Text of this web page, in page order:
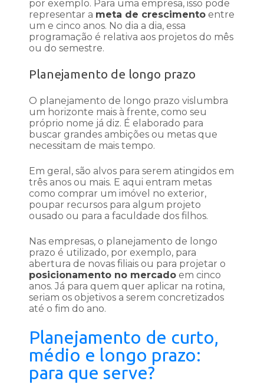
por exemplo. Para uma empresa, isso pode
representar a meta de crescimento entre
um e cinco anos. No dia a dia, essa
programação é relativa aos projetos do mês
ou do semestre.
Planejamento de longo prazo
O planejamento de longo prazo vislumbra
um horizonte mais à frente, como seu
próprio nome já diz. É elaborado para
buscar grandes ambições ou metas que
necessitam de mais tempo.
Em geral, são alvos para serem atingidos em
três anos ou mais. E aqui entram metas
como comprar um imóvel no exterior,
poupar recursos para algum projeto
ousado ou para a faculdade dos filhos.
Nas empresas, o planejamento de longo
prazo é utilizado, por exemplo, para
abertura de novas filiais ou para projetar o
posicionamento no mercado em cinco
anos. Já para quem quer aplicar na rotina,
seriam os objetivos a serem concretizados
até o fim do ano.
Planejamento de curto,
médio e longo prazo:
para que serve?